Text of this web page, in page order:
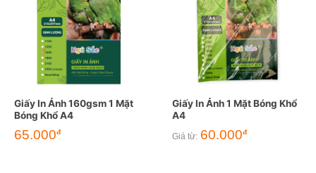
Giấy In Ảnh 160gsm 1 Mặt
Bóng Khổ A4
65.000đ
Giấy In Ảnh 1 Mặt Bóng Khổ
A4
Giá từ: 60.000đ